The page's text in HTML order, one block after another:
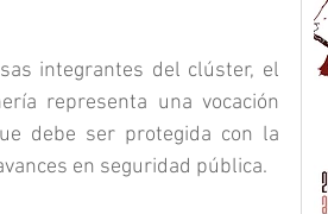
integrantes del clúster, el
representa una vocación
debe ser protegida con la
en seguridad pública.